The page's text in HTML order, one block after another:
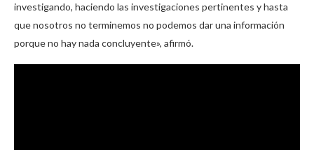
investigando, haciendo las investigaciones pertinentes y hasta
que nosotros no terminemos no podemos dar una información
porque no hay nada concluyente», afirmó.